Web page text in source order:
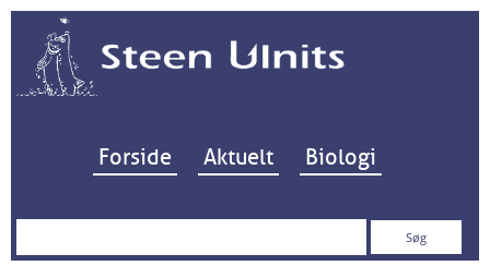
Hop til indhold
Forside Aktuelt Biologi
Søg